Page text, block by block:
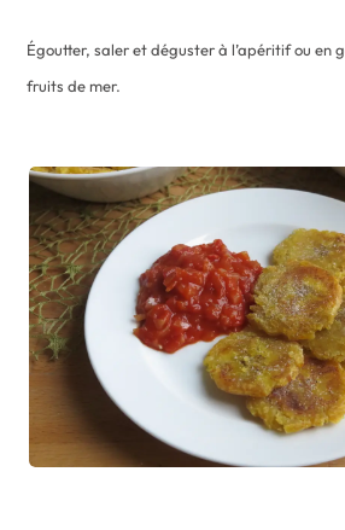
Égoutter, saler et déguster à l’apéritif ou en
fruits de mer.